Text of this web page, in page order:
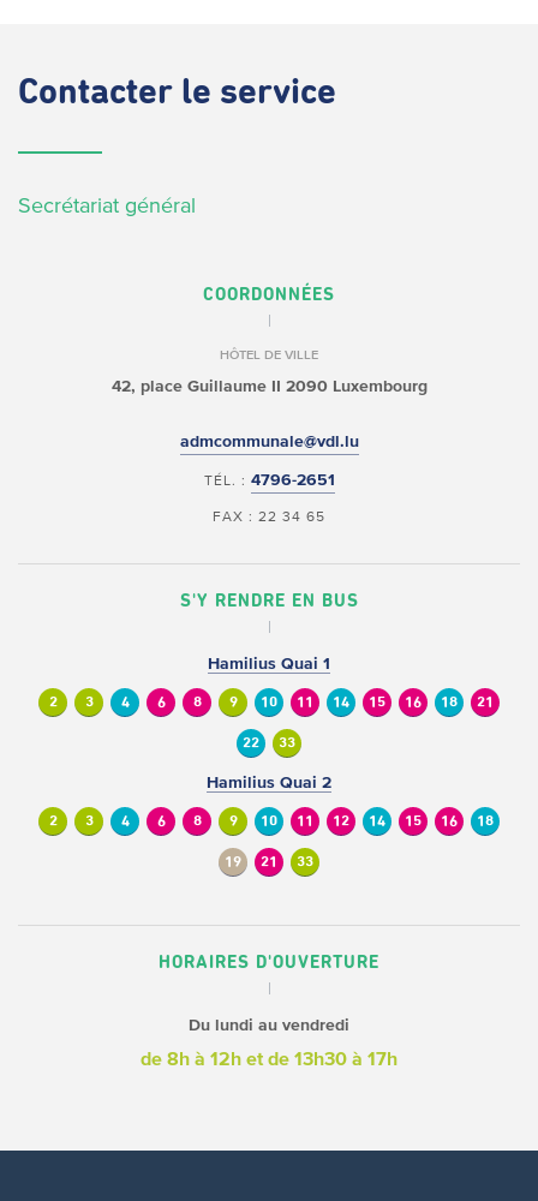
Contacter le service
Secrétariat général
COORDONNÉES
HÔTEL DE VILLE
42, place Guillaume II 2090 Luxembourg
admcommunale@vdl.lu
TÉL. : 4796-2651
FAX : 22 34 65
S'Y RENDRE EN BUS
Hamilius Quai 1
2 3 4 6 8 9 10 11 14 15 16 18 21
22 33
Hamilius Quai 2
2 3 4 6 8 9 10 11 12 14 15 16 18
19 21 33
HORAIRES D'OUVERTURE
Du lundi au vendredi
de 8h à 12h et de 13h30 à 17h